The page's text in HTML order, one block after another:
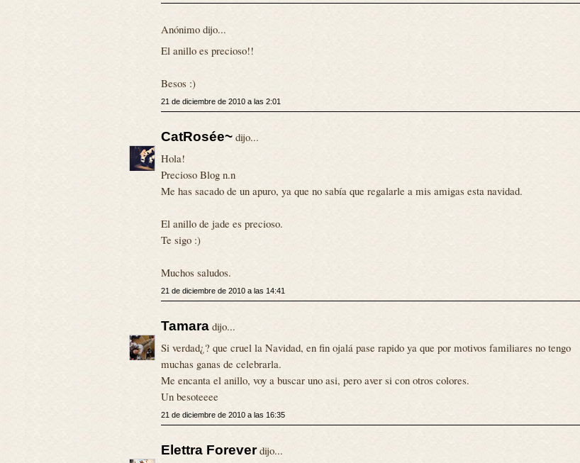
Anónimo dijo...
El anillo es precioso!!
Besos :)
21 de diciembre de 2010 a las 2:01
CatRosée~ dijo...
Hola!
Precioso Blog n.n
Me has sacado de un apuro, ya que no sabía que regalarle a mis amigas esta navidad.
El anillo de jade es precioso.
Te sigo :)
Muchos saludos.
21 de diciembre de 2010 a las 14:41
Tamara dijo...
Si verdad¿? que cruel la Navidad, en fin ojalá pase rapido ya que por motivos familiares no tengo
muchas ganas de celebrarla.
Me encanta el anillo, voy a buscar uno asi, pero aver si con otros colores.
Un besoteeee
21 de diciembre de 2010 a las 16:35
Elettra Foreverdijo...